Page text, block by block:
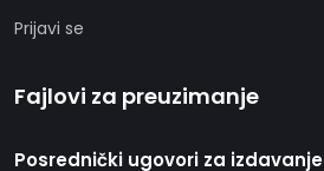
Prijavi se
Fajlovi za preuzimanje
Posrednički ugovori za izdavanje